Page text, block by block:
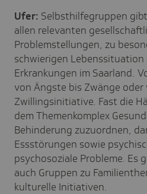
Ufer: Selbsthilfegruppen
allen relevanten
Problemstellungen, zu
schwierigen
Erkrankungen im Saarland.
von Ängste bis Zwänge
Zwillingsinitiative. Fast die
dem Themenkomplex
Behinderung zuzuordnen,
Essstörungen sowie
psychosoziale Probleme. Es
auch Gruppen zu
kulturelle Initiativen.